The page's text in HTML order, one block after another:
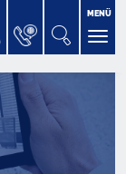
MENÜ